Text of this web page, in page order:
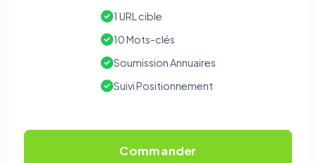
1 URL cible
10 Mots-clés
Soumission Annuaires
Suivi Positionnement
Commander